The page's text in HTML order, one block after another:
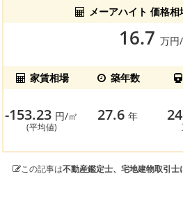
メーアハイト 価格
16.7 万円
家賃相場 築年数
-153.23 円/㎡
(平均値)
27.6年
この記事は不動産鑑定士、宅地建物取引士